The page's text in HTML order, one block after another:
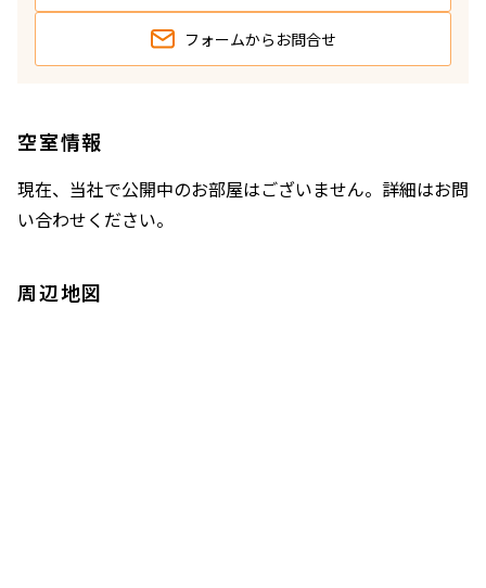
フォームから お問合せ
空室情報
現在、当社で公開中のお部屋はございません。詳細はお問
い合わせください。
周辺地図